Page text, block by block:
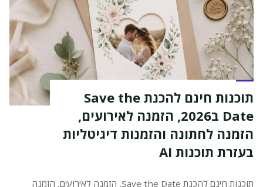
תוכנות חינם להכנת Save the
Date ב2026, הזמנה לאירועים,
הזמנה לחתונה והזמנות דיגיטליות
בעזרת תוכנות AI
תוכנות חינם להכנת Save the Date, הזמנה לאירועים, הזמנה